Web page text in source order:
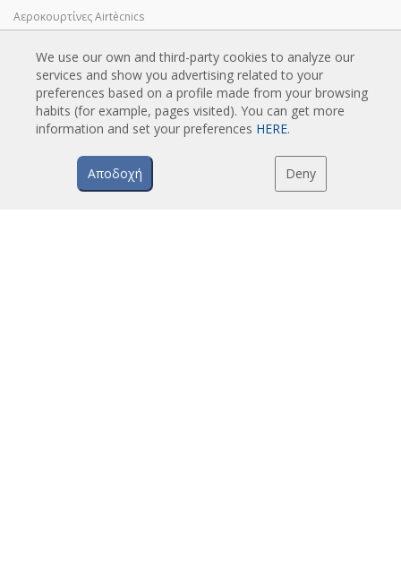
Αεροκουρτίνες Airtècnics
LIPSIS
Κατάλογοι αεροκουρτινών
Τεχνική τεκμηρίωση
Πιστοποιητικά ποιότητας
We use our own and third-party cookies to analyze our
services and show you advertising related to your
preferences based on a profile made from your browsing
habits (for example, pages visited). You can get more
information and set your preferences HERE.
Αποδοχή Deny